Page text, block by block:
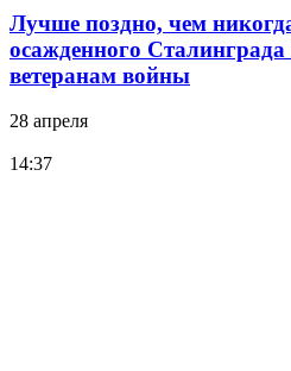
Лучше поздно, чем
осажденного
ветеранам войны
28 апреля
14:37